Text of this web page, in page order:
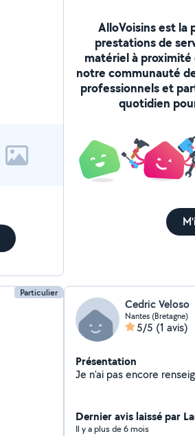
AlloVoisins est la
prestations de
matériel à proximité
notre communauté
professionnels et
quotidien
Particulier
Cedric Veloso
Nantes (Bretagne)
5/5 (1 avis)
Présentation
Dernier avis laissé par
Il y a plus de 6 mois